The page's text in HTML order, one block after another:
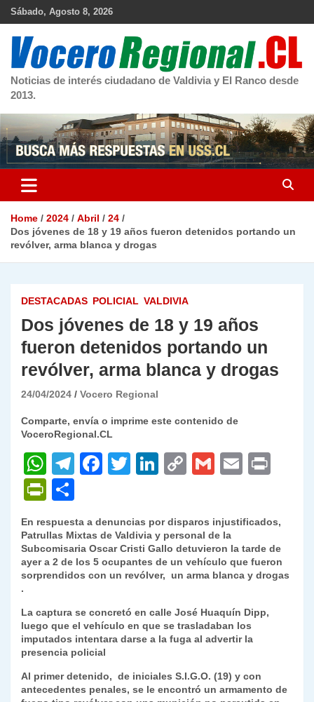
Skip
Sábado, Agosto 8, 2026
Noticias de interés ciudadano de Valdivia y El Ranco desde
2013.
Home 2024 Abril
24
Dos jóvenes de 18 y 19 años fueron detenidos portando un
revólver, arma blanca y drogas
DESTACADAS POLICIAL VALDIVIA
Dos jóvenes de 18 y 19 años
fueron detenidos portando un
revólver, arma blanca y drogas
24/04/2024 Vocero Regional
Comparte, envía o imprime este contenido de
VoceroRegional.CL
W
h
at
s
A
p
T
gr
a
m
F
e
b
o
k
T
er
Li
e
dI
n
C
y
Li
n
G
l
E
l
P
nt
Fr
ie
dl
y
o
m
p
ar
En respuesta a denuncias por disparos injustificados,
Patrullas Mixtas de Valdivia y personal de la
Subcomisaria Oscar Cristi Gallo detuvieron la tarde de
ayer a 2 de los 5 ocupantes de un vehículo que fueron
sorprendidos con un revólver, un arma blanca y drogas
.
La captura se concretó en calle José Huaquín Dipp,
luego que el vehículo en que se trasladaban los
imputados intentara darse a la fuga al advertir la
presencia policial
Al primer detenido, de iniciales S.I.G.O. (19) y con
antecedentes penales, se le encontró un armamento de